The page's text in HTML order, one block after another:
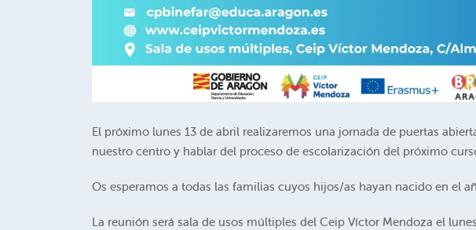
El próximo lunes 13 de abril realizaremos una jornada de puertas
nuestro centro y hablar del proceso de escolarización del próximo
Os esperamos a todas las familias cuyos hijos/as hayan nacido en el
La reunión será sala de usos múltiples del Ceip Víctor Mendoza el